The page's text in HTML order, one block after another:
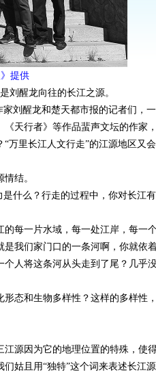
提供
醒龙向往的长江之源。
刘醒龙和楚天都市报的记者们，
天行者》等作品蜚声文坛的作家
万里长江人文行走”的江源地区又
结。
什么？行走的过程中，你对长江
每一片水域，每一处江岸，每一
我们家门口的一条河啊，你就依
人将这条河从头走到了尾？几乎没
态和生物多样性？这样的多样性
源因为它的地理位置的特殊，使
姑且用“独特”这个词来表述长江